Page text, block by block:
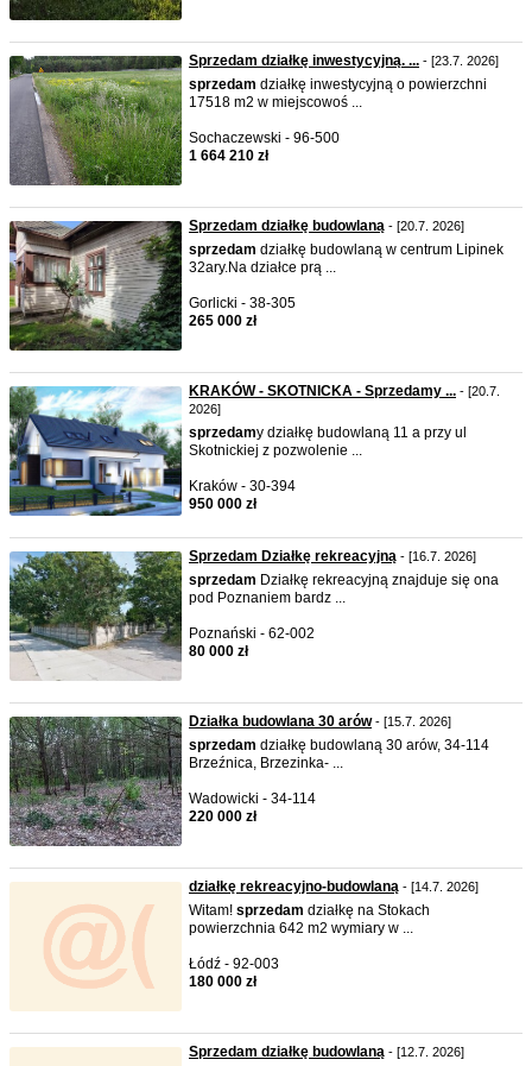
Sprzedam działkę inwestycyjną. ... - [23.7. 2026]
sprzedam działkę inwestycyjną o powierzchni
17518 m2 w miejscowoś ...
Sochaczewski - 96-500
1 664 210 zł
Sprzedam działkę budowlaną - [20.7. 2026]
sprzedam działkę budowlaną w centrum Lipinek
32ary.Na działce prą ...
Gorlicki - 38-305
265 000 zł
KRAKÓW - SKOTNICKA - Sprzedamy ... - [20.7.
2026]
sprzedamy działkę budowlaną 11 a przy ul
Skotnickiej z pozwolenie ...
Kraków - 30-394
950 000 zł
Sprzedam Działkę rekreacyjną - [16.7. 2026]
sprzedam Działkę rekreacyjną znajduje się ona
pod Poznaniem bardz ...
Poznański - 62-002
80 000 zł
Działka budowlana 30 arów- [15.7. 2026]
sprzedam działkę budowlaną 30 arów, 34-114
Brzeźnica, Brzezinka- ...
Wadowicki - 34-114
220 000 zł
działkę rekreacyjno-budowlaną - [14.7. 2026]
Witam! sprzedam działkę na Stokach
powierzchnia 642 m2 wymiary w ...
Łódź - 92-003
180 000 zł
Sprzedam działkę budowlaną - [12.7. 2026]